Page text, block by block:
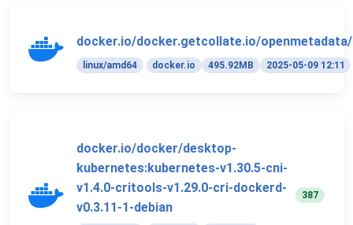
docker.io/docker.getcollate.io/openmetadata/
linux/amd64 docker.io 495.92MB 2025-05-09 12:11
docker.io/docker/desktop-
kubernetes:kubernetes-v1.30.5-cni-
v1.4.0-critools-v1.29.0-cri-dockerd-
v0.3.11-1-debian
387